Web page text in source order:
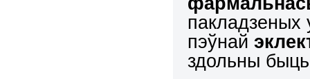
пакладзеных
пэўнай
здольны быць